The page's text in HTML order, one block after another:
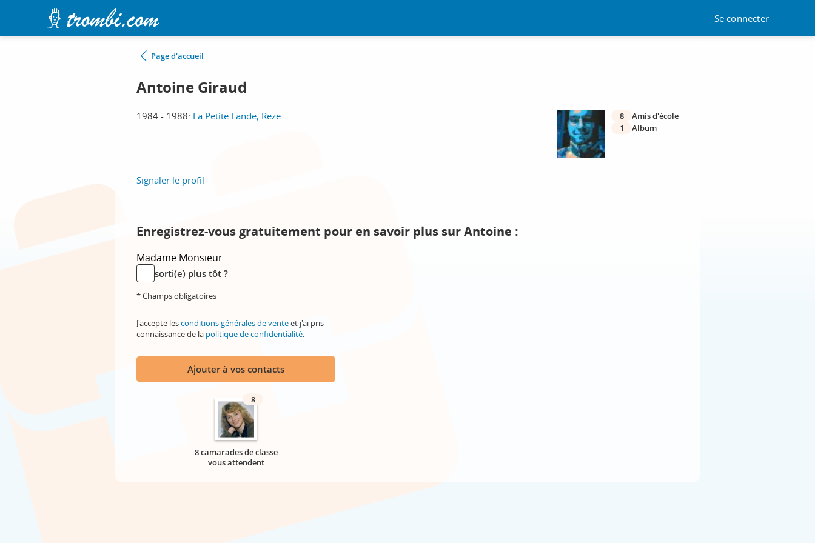
Se connecter
Page d'accueil
Antoine Giraud
1984 - 1988: La Petite Lande, Reze 8
Amis d'école
1
Album
Signaler le profil
Enregistrez-vous gratuitement pour en savoir plus sur Antoine :
Madame Monsieur
sorti(e) plus tôt ?
* Champs obligatoires
J'accepte lesconditions générales de venteet j'ai pris
connaissance de la politique de confidentialité.
Ajouter à vos contacts
8
8 camarades de classe
vous attendent